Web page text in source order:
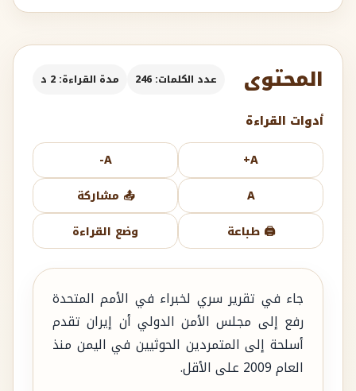
المحتوى عدد الكلمات: 246 مدة القراءة: 2 د
أدوات القراءة
A+
A-
A
📤 مشاركة
🖨️ طباعة
وضع القراءة
جاء في تقرير سري لخبراء في الأمم المتحدة
رفع إلى مجلس الأمن الدولي أن إيران تقدم
أسلحة إلى المتمردين الحوثيين في اليمن منذ
العام 2009 على الأقل.